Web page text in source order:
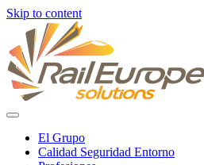
Skip to content
El Grupo
Calidad Seguridad Entorno